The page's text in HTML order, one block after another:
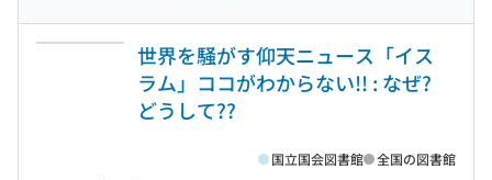
世界を騒がす仰天ニュース「イス
ラム」ココがわからない!! : なぜ?
どうして??
国立国会図書館 全国の図書館